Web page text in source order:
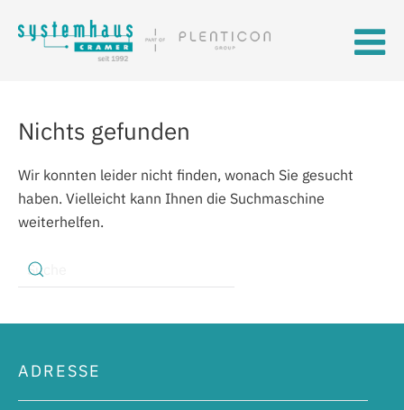
Skip to main content
Nichts gefunden
Wir konnten leider nicht finden, wonach Sie gesucht
haben. Vielleicht kann Ihnen die Suchmaschine
weiterhelfen.
ADRESSE